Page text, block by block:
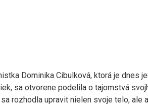
Dominika Cibulková, ktorá je dnes
sa otvorene podelila o tajomstvá
rozhodla upravit nielen svoje telo, ale